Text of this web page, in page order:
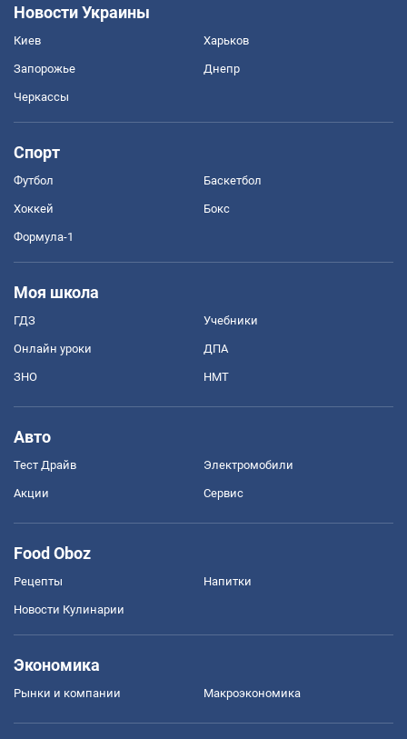
Новости Украины
Киев Харьков
Запорожье Днепр
Черкассы
Спорт
Футбол Баскетбол
Хоккей Бокс
Формула-1
Моя школа
ГДЗ Учебники
Онлайн уроки ДПА
ЗНО НМТ
Авто
Тест Драйв Электромобили
Акции Сервис
Food Oboz
Рецепты Напитки
Новости Кулинарии
Экономика
Рынки и компании Mакроэкономика